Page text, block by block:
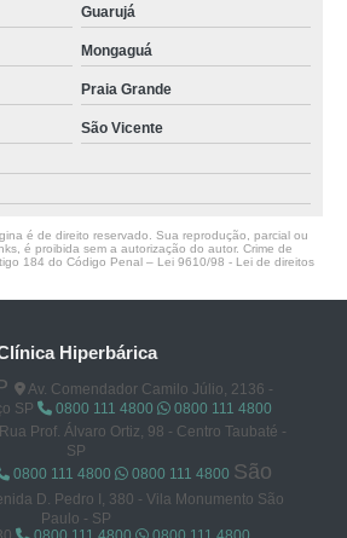
Guarujá
Mongaguá
Praia Grande
São Vicente
é de direito reservado. Sua reprodução, parcial ou
é proibida sem a autorização do autor. Crime de
184 do Código Penal – Lei 9610/98 - Lei de direitos
Hiperbárica
Av. Comendador Camilo Júlio, 2136 -
SP
0800 111 4800 0800 111 4800
Rua Prof. Álvaro Ortiz, 98 - Centro Taubaté -
SP
0800 111 4800 0800 111 4800 São
D. Pedro I, 380 - Vila Monumento São
Paulo - SP